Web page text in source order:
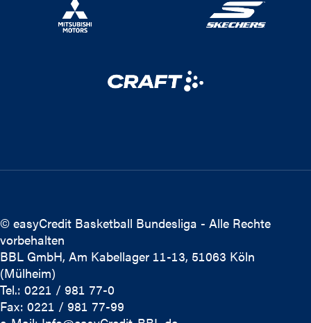
© easyCredit Basketball Bundesliga - Alle Rechte
vorbehalten
BBL GmbH, Am Kabellager 11-13, 51063 Köln
(Mülheim)
Tel.: 0221 / 981 77-0
Fax: 0221 / 981 77-99